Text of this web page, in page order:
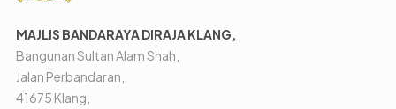
MAJLIS BANDARAYA DIRAJA KLANG,
Bangunan Sultan Alam Shah,
Jalan Perbandaran,
41675 Klang,